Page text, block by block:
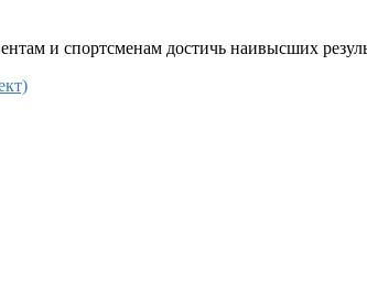
и спортсменам достичь наивысших